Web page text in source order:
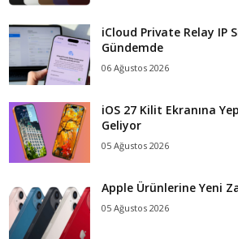
iCloud Private Relay IP
Gündemde
06 Ağustos 2026
iOS 27 Kilit Ekranına
Geliyor
05 Ağustos 2026
Apple Ürünlerine Yeni
05 Ağustos 2026